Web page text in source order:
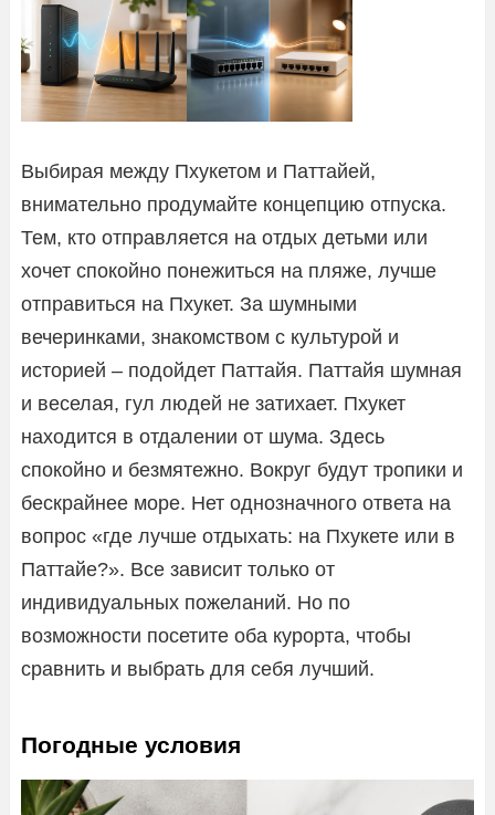
Выбирая между Пхукетом и Паттайей,
внимательно продумайте концепцию отпуска.
Тем, кто отправляется на отдых детьми или
хочет спокойно понежиться на пляже, лучше
отправиться на Пхукет. За шумными
вечеринками, знакомством с культурой и
историей – подойдет Паттайя. Паттайя шумная
и веселая, гул людей не затихает. Пхукет
находится в отдалении от шума. Здесь
спокойно и безмятежно. Вокруг будут тропики и
бескрайнее море. Нет однозначного ответа на
вопрос «где лучше отдыхать: на Пхукете или в
Паттайе?». Все зависит только от
индивидуальных пожеланий. Но по
возможности посетите оба курорта, чтобы
сравнить и выбрать для себя лучший.
Погодные условия